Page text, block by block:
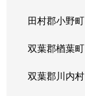
田村郡小野町
双葉郡楢葉町
双葉郡川内村